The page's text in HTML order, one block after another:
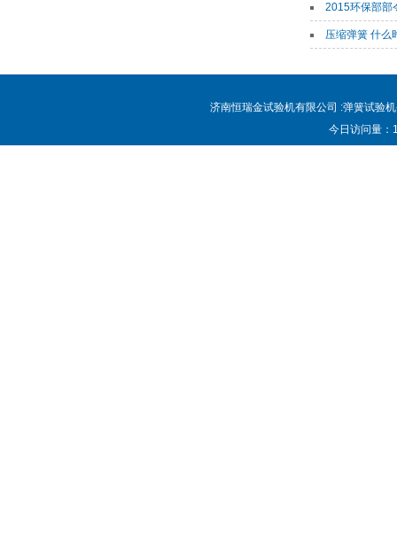
2015环保部部
压缩弹簧 什么
济南恒瑞金试验机有限公司 :弹簧试验
今日访问量：